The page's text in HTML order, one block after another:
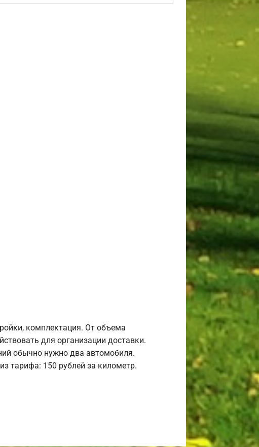
комплектация. От объема
для организации доставки.
обычно нужно два автомобиля.
тарифа: 150 рублей за километр.